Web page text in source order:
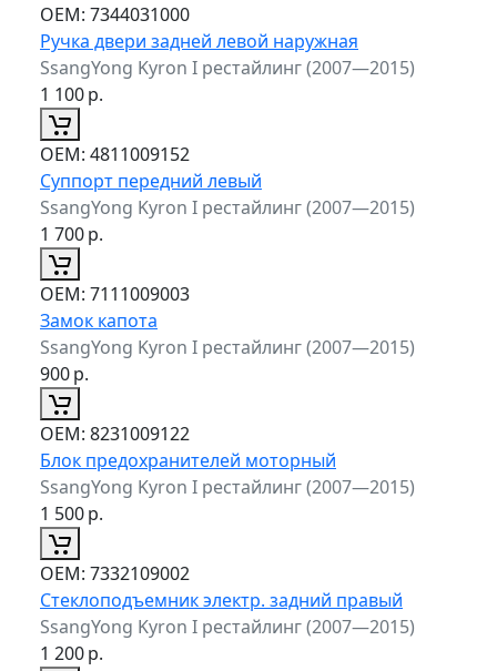
ОЕМ: 7344031000
Ручка двери задней левой наружная
SsangYong Kyron I рестайлинг (2007—2015)
1 100р.
ОЕМ: 4811009152
Суппорт передний левый
SsangYong Kyron I рестайлинг (2007—2015)
1 700р.
ОЕМ: 7111009003
Замок капота
SsangYong Kyron I рестайлинг (2007—2015)
900р.
ОЕМ: 8231009122
Блок предохранителей моторный
SsangYong Kyron I рестайлинг (2007—2015)
1 500р.
ОЕМ: 7332109002
Стеклоподъемник электр. задний правый
SsangYong Kyron I рестайлинг (2007—2015)
1 200р.